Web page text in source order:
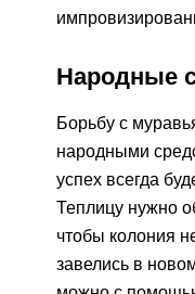
Народные
Борьбу с
народными
успех всегда
Теплицу нужно
чтобы колония
завелись в